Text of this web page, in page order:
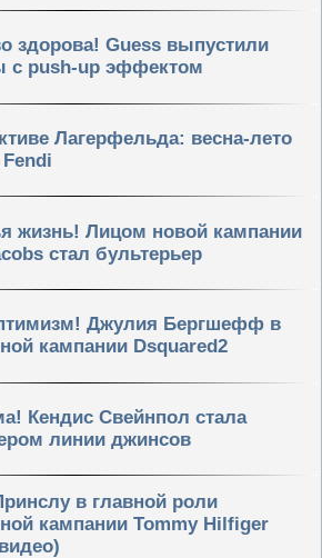
здорова! Guess выпустили
с push-up эффектом
Лагерфельда: весна-лето
Fendi
жизнь! Лицом новой кампании
стал бультерьер
Джулия Бергшефф в
кампании Dsquared2
Кендис Свейнпол стала
линии джинсов
в главной роли
кампании Tommy Hilfiger